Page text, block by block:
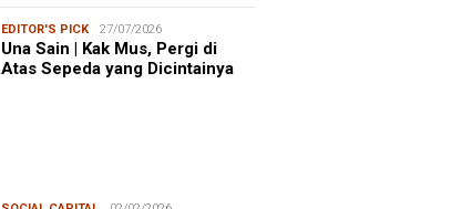
EDITOR'S PICK 27/07/2026
Una Sain | Kak Mus, Pergi di
Atas Sepeda yang Dicintainya